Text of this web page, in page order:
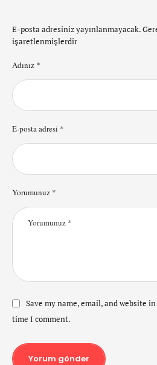
E-posta adresiniz yayınlanmayacak.
işaretlenmişlerdir
Yorumunuz *
Adınız *
E-posta adresi *
Save my name, email, and website
time I comment.
Yorum gönder